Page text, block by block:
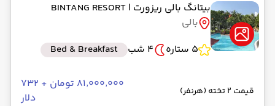
بیتانگ بالی ریزورت | BINTANG RESORT
بالی
5 ستاره
4 شب Bed & Breakfast
قیمت 2 تخته (هرنفر)
۸۱٬۰۰۰٬۰۰۰ تومان + ۷۳۲
دلار